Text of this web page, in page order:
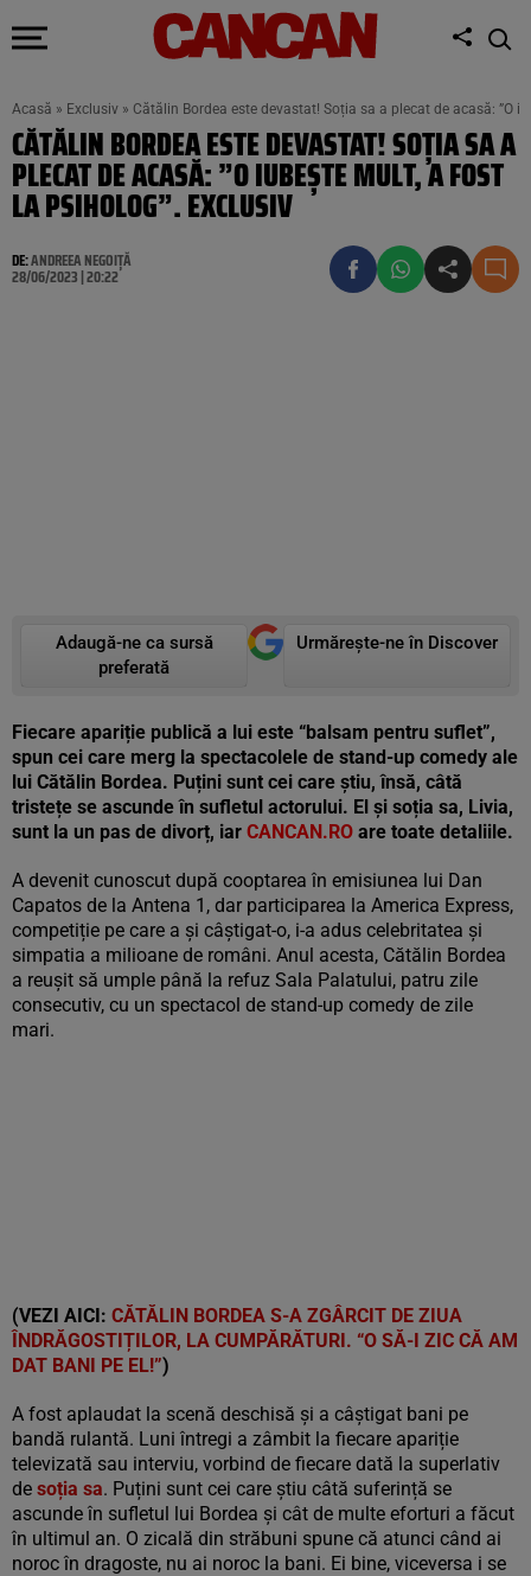
Acasă » Exclusiv » Cătălin Bordea este devastat! Soția sa a plecat de acasă: ”O
CĂTĂLIN BORDEA ESTE DEVASTAT! SOȚIA SA A
PLECAT DE ACASĂ: ”O IUBEȘTE MULT, A FOST
LA PSIHOLOG”. EXCLUSIV
DE:ANDREEA NEGOIȚĂ
28/06/2023 | 20:22
Adaugă-ne ca sursă
preferată
Urmărește-ne în Discover
Fiecare apariție publică a lui este “balsam pentru suflet”,
spun cei care merg la spectacolele de stand-up comedy ale
lui Cătălin Bordea. Puțini sunt cei care știu, însă, câtă
tristețe se ascunde în sufletul actorului. El și soția sa, Livia,
sunt la un pas de divorț, iar CANCAN.RO are toate detaliile.
A devenit cunoscut după cooptarea în emisiunea lui Dan
Capatos de la Antena 1, dar participarea la America Express,
competiție pe care a și câștigat-o, i-a adus celebritatea și
simpatia a milioane de români. Anul acesta, Cătălin Bordea
a reușit să umple până la refuz Sala Palatului, patru zile
consecutiv, cu un spectacol de stand-up comedy de zile
mari.
(VEZI AICI: CĂTĂLIN BORDEA S-A ZGÂRCIT DE ZIUA
ÎNDRĂGOSTIȚILOR, LA CUMPĂRĂTURI. “O SĂ-I ZIC CĂ AM
DAT BANI PE EL!”)
A fost aplaudat la scenă deschisă și a câștigat bani pe
bandă rulantă. Luni întregi a zâmbit la fiecare apariție
televizată sau interviu, vorbind de fiecare dată la superlativ
de soția sa. Puțini sunt cei care știu câtă suferință se
ascunde în sufletul lui Bordea și cât de multe eforturi a făcut
în ultimul an. O zicală din străbuni spune că atunci când ai
noroc în dragoste, nu ai noroc la bani. Ei bine, viceversa i se